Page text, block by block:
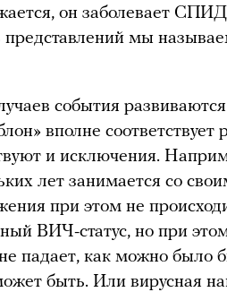
он заболевает
представлений мы
события
вполне соответствует
и исключения.
лет занимается со
при этом не
BИЧ-статус, но при
падает, как можно было
быть. Или вирусная